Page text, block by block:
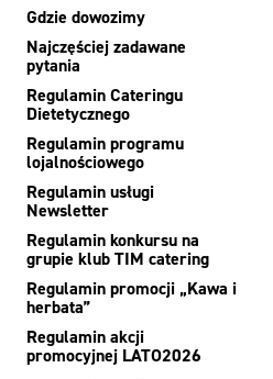
Gdzie dowozimy
Najczęściej zadawane
pytania
Regulamin Cateringu
Dietetycznego
Regulamin programu
lojalnościowego
Regulamin usługi
Newsletter
Regulamin konkursu na
grupie klub TIM catering
Regulamin promocji „Kawa i
herbata”
Regulamin akcji
promocyjnej LATO2026